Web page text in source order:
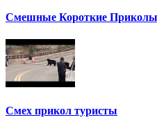
Смешные Короткие Приколы
Смех прикол туристы